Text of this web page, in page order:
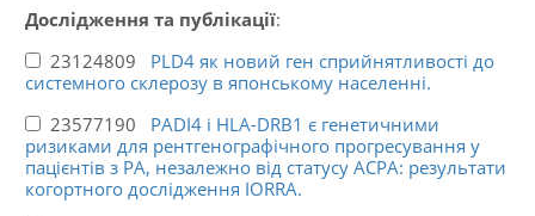
Дослідження та публікації:
23124809 PLD4 як новий ген сприйнятливості до
системного склерозу в японському населенні.
23577190 PADI4 і HLA-DRB1 є генетичними
ризиками для рентгенографічного прогресування у
пацієнтів з РА, незалежно від статусу ACPA: результати
когортного дослідження IORRA.